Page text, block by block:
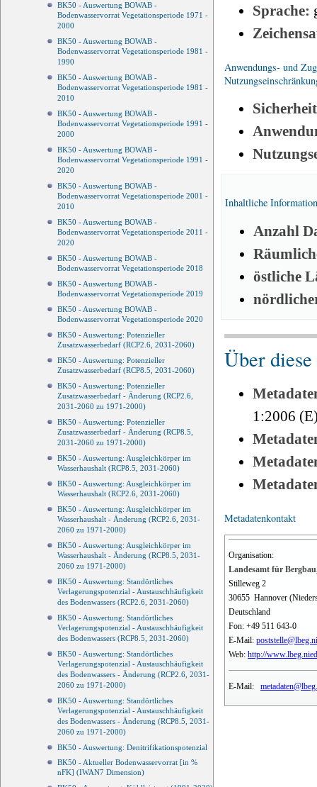
BK50 - Auswertung BOWAB -
Bodenwasservorrat Vegetationsperiode 1971 -
2000
BK50 - Auswertung BOWAB -
Bodenwasservorrat Vegetationsperiode 1981 -
1990
BK50 - Auswertung BOWAB -
Bodenwasservorrat Vegetationsperiode 1981 -
2010
BK50 - Auswertung BOWAB -
Bodenwasservorrat Vegetationsperiode 1991 -
2000
BK50 - Auswertung BOWAB -
Bodenwasservorrat Vegetationsperiode 1991 -
2020
BK50 - Auswertung BOWAB -
Bodenwasservorrat Vegetationsperiode 2001 -
2010
BK50 - Auswertung BOWAB -
Bodenwasservorrat Vegetationsperiode 2011 -
2020
BK50 - Auswertung BOWAB -
Bodenwasservorrat Vegetationsperiode 2018
BK50 - Auswertung BOWAB -
Bodenwasservorrat Vegetationsperiode 2019
BK50 - Auswertung BOWAB -
Bodenwasservorrat Vegetationsperiode 2020
BK50 - Auswertung: Potenzieller
Zusatzwasserbedarf (RCP2.6, 2031-2060)
BK50 - Auswertung: Potenzieller
Zusatzwasserbedarf (RCP8.5, 2031-2060)
BK50 - Auswertung: Potenzieller
Zusatzwasserbedarf - Änderung (RCP2.6,
2031-2060 zu 1971-2000)
BK50 - Auswertung: Potenzieller
Zusatzwasserbedarf - Änderung (RCP8.5,
2031-2060 zu 1971-2000)
BK50 - Auswertung: Ausgleichkörper im
Wasserhaushalt (RCP8.5, 2031-2060)
BK50 - Auswertung: Ausgleichkörper im
Wasserhaushalt (RCP2.6, 2031-2060)
BK50 - Auswertung: Ausgleichkörper im
Wasserhaushalt - Änderung (RCP2.6, 2031-
2060 zu 1971-2000)
BK50 - Auswertung: Ausgleichkörper im
Wasserhaushalt - Änderung (RCP8.5, 2031-
2060 zu 1971-2000)
BK50 - Auswertung: Standörtliches
Verlagerungspotenzial - Austauschhäufigkeit
des Bodenwassers (RCP2.6, 2031-2060)
BK50 - Auswertung: Standörtliches
Verlagerungspotenzial - Austauschhäufigkeit
des Bodenwassers (RCP8.5, 2031-2060)
BK50 - Auswertung: Standörtliches
Verlagerungspotenzial - Austauschhäufigkeit
des Bodenwassers - Änderung (RCP2.6, 2031-
2060 zu 1971-2000)
BK50 - Auswertung: Standörtliches
Verlagerungspotenzial - Austauschhäufigkeit
des Bodenwassers - Änderung (RCP8.5, 2031-
2060 zu 1971-2000)
BK50 - Auswertung: Denitrifikationspotenzial
BK50 - Aktueller Bodenwasservorrat [in %
nFK] (IWAN7 Dimension)
Sprache:
Anwendungs- und
Inhaltliche
Anzahl
östliche
Über
1:2006
Metadatenkontakt
Organisation:
Landesamt für
Stilleweg 2
30655 Hannover
Deutschland
Fon: +49 511 643-0
E-Mail:
Web: http://
E-Mail: